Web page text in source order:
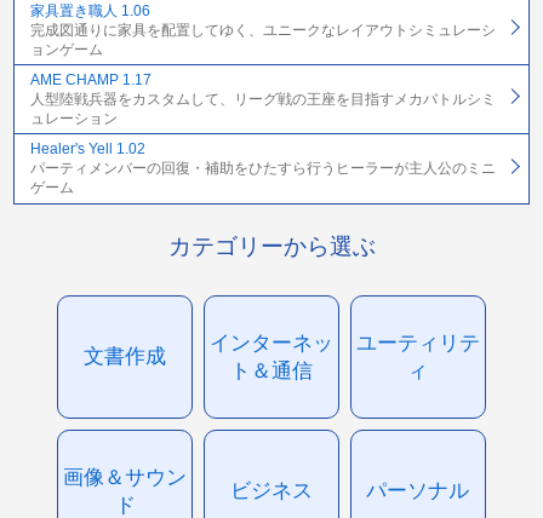
家具置き職人 1.06
完成図通りに家具を配置してゆく、ユニークなレイアウトシミュレーシ
ョンゲーム
AME CHAMP 1.17
人型陸戦兵器をカスタムして、リーグ戦の王座を目指すメカバトルシミ
ュレーション
Healer's Yell 1.02
パーティメンバーの回復・補助をひたすら行うヒーラーが主人公のミニ
ゲーム
カテゴリーから選ぶ
文書作成
インターネッ
ト＆通信
ユーティリテ
ィ
画像＆サウン
ド
ビジネス パーソナル